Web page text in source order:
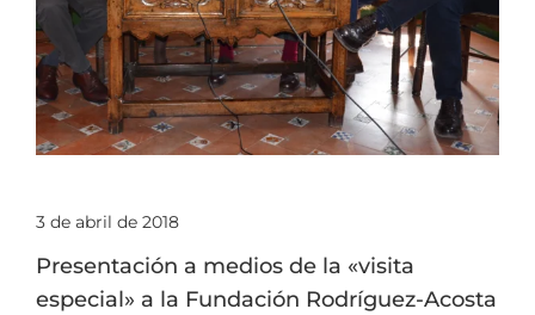
3 de abril de 2018
Presentación a medios de la «visita
especial» a la Fundación Rodríguez-Acosta